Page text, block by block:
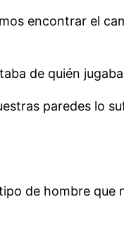
encontrar el
de quién
paredes lo
de hombre que